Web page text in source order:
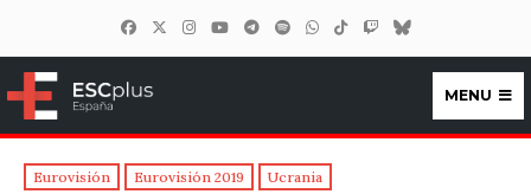
ESCplus España
MENU
Eurovisión Eurovisión 2019 Ucrania